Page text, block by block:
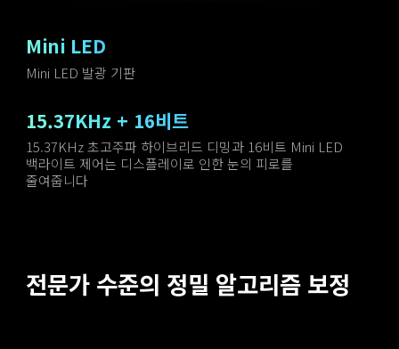
Mini LED
Mini LED 발광 기판
15.37KHz + 16비트
15.37KHz 초고주파 하이브리드 디밍과 16비트 Mini LED
백라이트 제어는 디스플레이로 인한 눈의 피로를
줄여줍니다
전문가 수준의 정밀 알고리즘 보정